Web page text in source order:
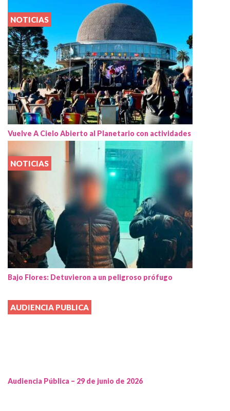
NOTICIAS
Vuelve A Cielo Abierto al Planetario con actividades
NOTICIAS
Bajo Flores: Detuvieron a un peligroso prófugo
AUDIENCIA PUBLICA
Audiencia Pública – 29 de junio de 2026